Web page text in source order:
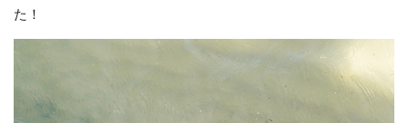
た！